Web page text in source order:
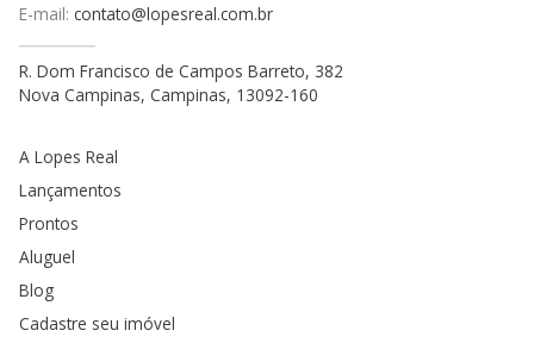
E-mail: contato@lopesreal.com.br
R. Dom Francisco de Campos Barreto, 382
Nova Campinas, Campinas, 13092-160
A Lopes Real
Lançamentos
Prontos
Aluguel
Blog
Cadastre seu imóvel